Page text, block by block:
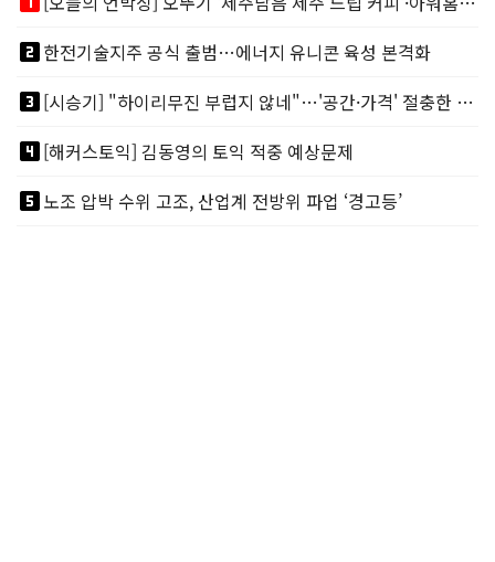
looks_two한전기술지주 공식 출범…에너지 유니콘 육성 본격화
looks_3
[시승기] "하이리무진 부럽지 않네"…'공간·가격' 절충한 카니발 하이루프
looks_4[해커스토익] 김동영의 토익 적중 예상문제
looks_5노조 압박 수위 고조, 산업계 전방위 파업 ‘경고등’